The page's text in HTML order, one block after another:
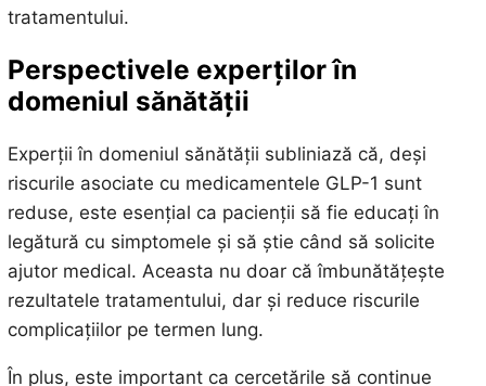
tratamentului.
Perspectivele experților în
domeniul sănătății
Experții în domeniul sănătății subliniază că, deși
riscurile asociate cu medicamentele GLP-1 sunt
reduse, este esențial ca pacienții să fie educați în
legătură cu simptomele și să știe când să solicite
ajutor medical. Aceasta nu doar că îmbunătățește
rezultatele tratamentului, dar și reduce riscurile
complicațiilor pe termen lung.
În plus, este important ca cercetările să continue